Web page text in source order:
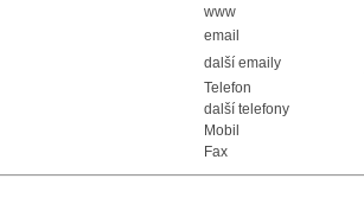
www
email
další emaily
Telefon
další telefony
Mobil
Fax